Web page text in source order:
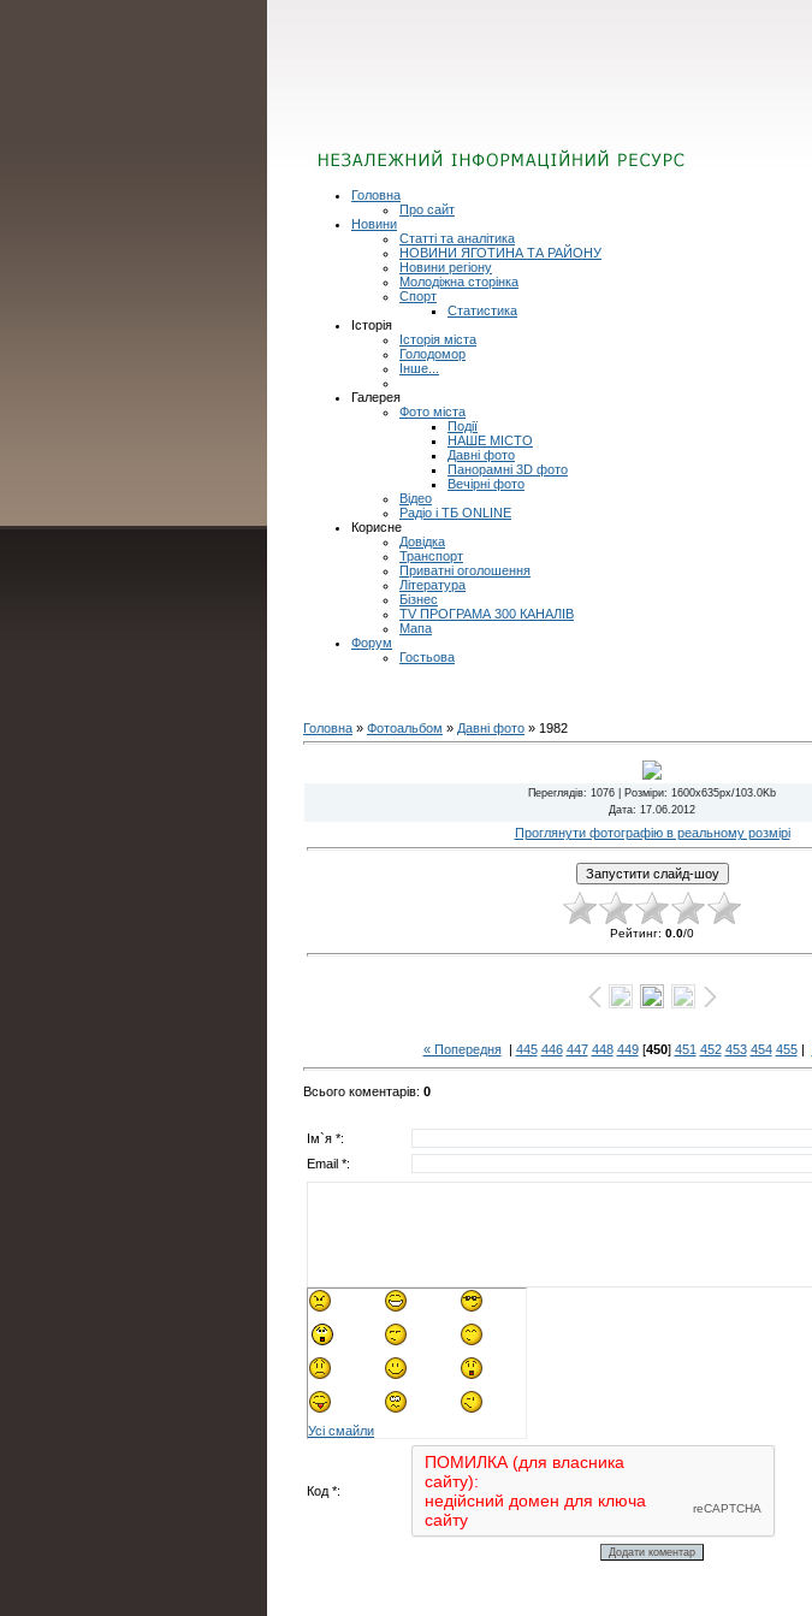
Головна
Про сайт
Новини
Статті та аналітика
НОВИНИ ЯГОТИНА ТА РАЙОНУ
Новини регіону
Молодіжна сторінка
Спорт
Статистика
Історія
Історія міста
Голодомор
Інше...
Галерея
Фото міста
Події
НАШЕ МІСТО
Давні фото
Панорамні 3D фото
Вечірні фото
Відео
Радіо і ТБ ONLINE
Корисне
Довідка
Транспорт
Приватні оголошення
Література
Бізнес
TV ПРОГРАМА 300 КАНАЛІВ
Мапа
Форум
Гостьова
Головна » Фотоальбом » Давні фото » 1982
Переглядів: 1076 | Розміри: 1600x635px/103.0Kb
Дата: 17.06.2012
Проглянути фотографію в реальному розмірі
Рейтинг: 0.0/0
« Попередня| 445 446 447 448 449[450] 451 452 453 454 455|
Всього коментарів: 0
Ім`я *:
Email *:
Усі смайли
Код *: